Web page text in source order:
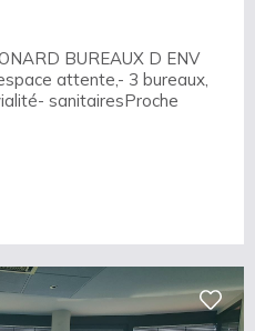
BUREAUX D ENV
attente,- 3 bureaux,
sanitairesProche